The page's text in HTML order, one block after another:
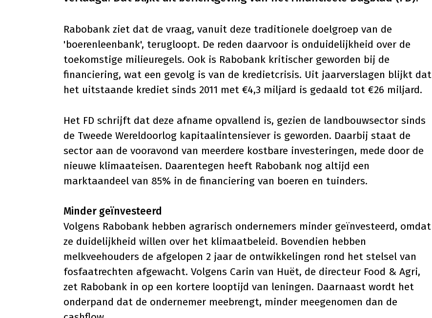
Rabobank ziet dat de vraag, vanuit deze traditionele doelgroep van de
'boerenleenbank', terugloopt. De reden daarvoor is onduidelijkheid over de
toekomstige milieuregels. Ook is Rabobank kritischer geworden bij de
financiering, wat een gevolg is van de kredietcrisis. Uit jaarverslagen blijkt dat
het uitstaande krediet sinds 2011 met €4,3 miljard is gedaald tot €26 miljard.
Het FD schrijft dat deze afname opvallend is, gezien de landbouwsector sinds
de Tweede Wereldoorlog kapitaalintensiever is geworden. Daarbij staat de
sector aan de vooravond van meerdere kostbare investeringen, mede door de
nieuwe klimaateisen. Daarentegen heeft Rabobank nog altijd een
marktaandeel van 85% in de financiering van boeren en tuinders.
Minder geïnvesteerd
Volgens Rabobank hebben agrarisch ondernemers minder geïnvesteerd, omdat
ze duidelijkheid willen over het klimaatbeleid. Bovendien hebben
melkveehouders de afgelopen 2 jaar de ontwikkelingen rond het stelsel van
fosfaatrechten afgewacht. Volgens Carin van Huët, de directeur Food & Agri,
zet Rabobank in op een kortere looptijd van leningen. Daarnaast wordt het
onderpand dat de ondernemer meebrengt, minder meegenomen dan de